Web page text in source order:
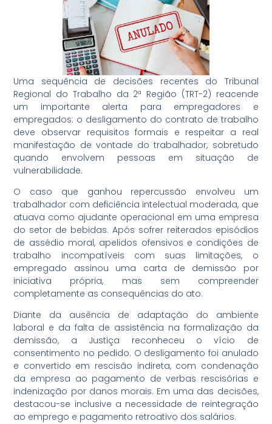
Uma sequência de decisões recentes do Tribunal
Regional do Trabalho da 2ª Região (TRT-2) reacende
um importante alerta para empregadores e
empregados: o desligamento do contrato de trabalho
deve observar requisitos formais e respeitar a real
manifestação de vontade do trabalhador, sobretudo
quando envolvem pessoas em situação de
vulnerabilidade.
O caso que ganhou repercussão envolveu um
trabalhador com deficiência intelectual moderada, que
atuava como ajudante operacional em uma empresa
do setor de bebidas. Após sofrer reiterados episódios
de assédio moral, apelidos ofensivos e condições de
trabalho incompatíveis com suas limitações, o
empregado assinou uma carta de demissão por
iniciativa própria, mas sem compreender
completamente as consequências do ato.
Diante da ausência de adaptação do ambiente
laboral e da falta de assistência na formalização da
demissão, a Justiça reconheceu o vício de
consentimento no pedido. O desligamento foi anulado
e convertido em rescisão indireta, com condenação
da empresa ao pagamento de verbas rescisórias e
indenização por danos morais. Em uma das decisões,
destacou-se inclusive a necessidade de reintegração
ao emprego e pagamento retroativo dos salários.